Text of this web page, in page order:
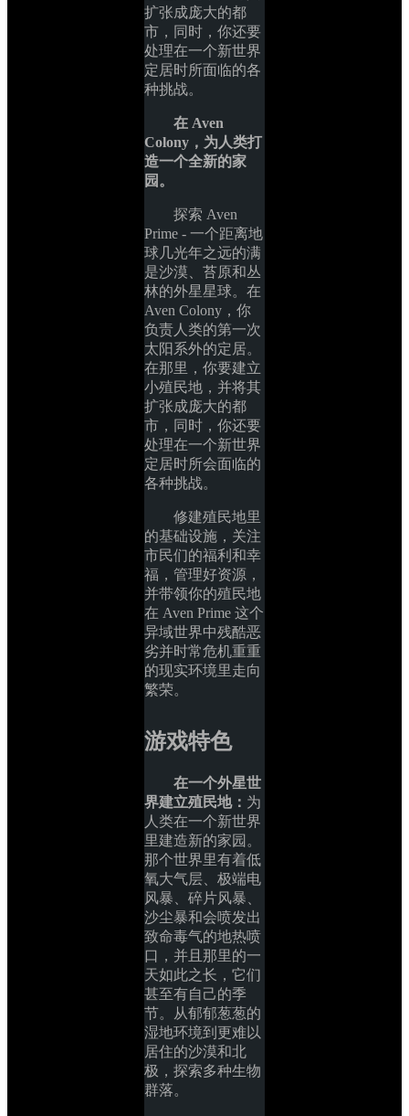
扩张成庞大的都
市，同时，你还要
处理在一个新世界
定居时所面临的各
种挑战。
在 Aven
Colony，为人类打
造一个全新的家
园。
探索 Aven
Prime - 一个距离地
球几光年之远的满
是沙漠、苔原和丛
林的外星星球。在
Aven Colony，你
负责人类的第一次
太阳系外的定居。
在那里，你要建立
小殖民地，并将其
扩张成庞大的都
市，同时，你还要
处理在一个新世界
定居时所会面临的
各种挑战。
修建殖民地里
的基础设施，关注
市民们的福利和幸
福，管理好资源，
并带领你的殖民地
在 Aven Prime 这个
异域世界中残酷恶
劣并时常危机重重
的现实环境里走向
繁荣。
游戏特色
在一个外星世
界建立殖民地： 为
人类在一个新世界
里建造新的家园。
那个世界里有着低
氧大气层、极端电
风暴、碎片风暴、
沙尘暴和会喷发出
致命毒气的地热喷
口，并且那里的一
天如此之长，它们
甚至有自己的季
节。从郁郁葱葱的
湿地环境到更难以
居住的沙漠和北
极，探索多种生物
群落。